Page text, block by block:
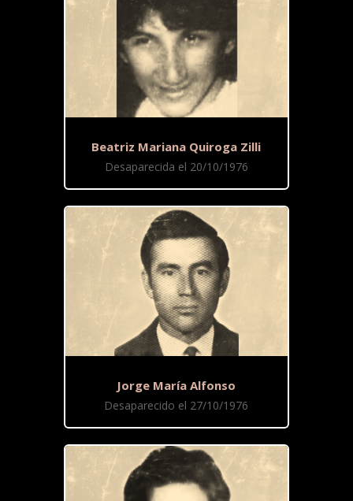
Beatriz Mariana Quiroga Zilli
Desaparecida el 20/10/1976
Jorge María Alfonso
Desaparecido el 27/10/1976